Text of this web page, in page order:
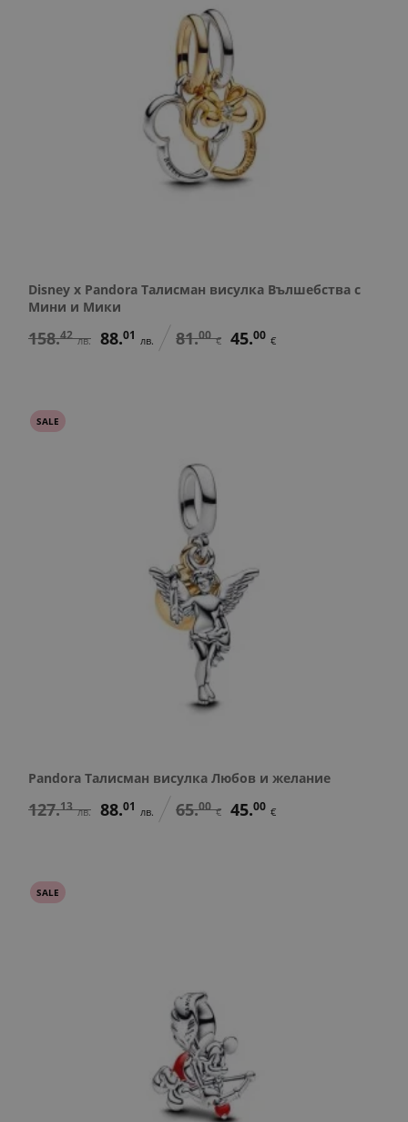
Disney x Pandora Талисман висулка Вълшебства с
Мини и Мики
158.42 лв. 88.01 лв. 81.00 € 45.00 €
SALE
Pandora Талисман висулка Любов и желание
127.13 лв. 88.01 лв. 65.00 € 45.00 €
SALE